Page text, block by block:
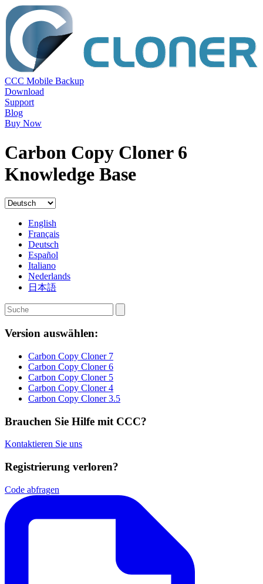
CCC Mobile Backup
Download
Support
Blog
Buy Now
Carbon Copy Cloner 6
Knowledge Base
English
Français
Deutsch
Español
Italiano
Nederlands
日本語
Version auswählen:
Carbon Copy Cloner 7
Carbon Copy Cloner 6
Carbon Copy Cloner 5
Carbon Copy Cloner 4
Carbon Copy Cloner 3.5
Brauchen Sie Hilfe mit CCC?
Kontaktieren Sie uns
Registrierung verloren?
Code abfragen